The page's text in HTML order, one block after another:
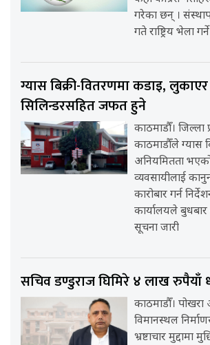
गरेका छन् ।
गते राष्ट्रिय भेला
ग्यास बिक्री-वितरणमा कडाइ, लुकाएर
सिलिन्डरसहित जफत हुने
काठमाडौँ। जिल्ला
काठमाडौँले ग्यास
अनियमितता
व्यवसायीलाई
कारोबार गर्न
कार्यालयले
सूचना जारी
सचिव डण्डुराज घिमिरे ४ लाख रुपैयाँ
काठमाडौँ। पोखरा
विमानस्थल
भ्रष्टाचार मुद्दामा